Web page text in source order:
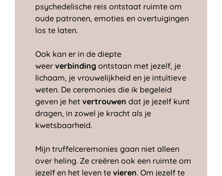
psychedelische reis ontstaat ruimte om
oude patronen, emoties en overtuigingen
los te laten.
Ook kan er in de diepte
weer verbinding ontstaan met jezelf, je
lichaam, je vrouwelijkheid en je intuïtieve
weten. De ceremonies die ik begeleid
geven je het vertrouwen dat je jezelf kunt
dragen, in zowel je kracht als je
kwetsbaarheid.
Mijn truffelceremonies gaan niet alleen
over heling. Ze creëren ook een ruimte om
jezelf en het leven te vieren. Om jezelf te